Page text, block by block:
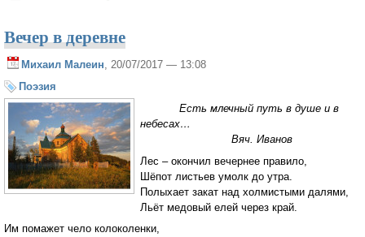
Вечер в деревне
Михаил Малеин, 20/07/2017 — 13:08
Поэзия
Есть млечный путь в душе и в
небесах…
Вяч. Иванов
Лес – окончил вечернее правило,
Шёпот листьев умолк до утра.
Полыхает закат над холмистыми далями,
Льёт медовый елей через край.
Им помажет чело колоколенки,